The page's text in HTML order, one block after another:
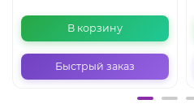
В корзину
Быстрый заказ